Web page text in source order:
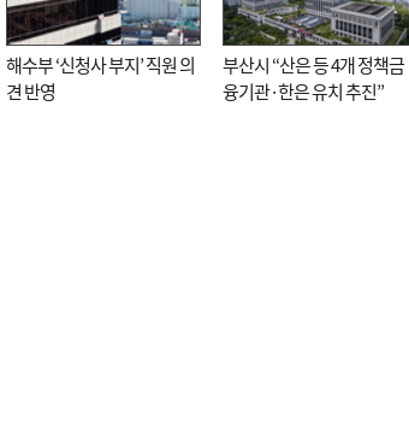
해수부 ‘신청사 부지’ 직원 의
견 반영
부산시 “산은 등 4개 정책금
융기관·한은 유치 추진”